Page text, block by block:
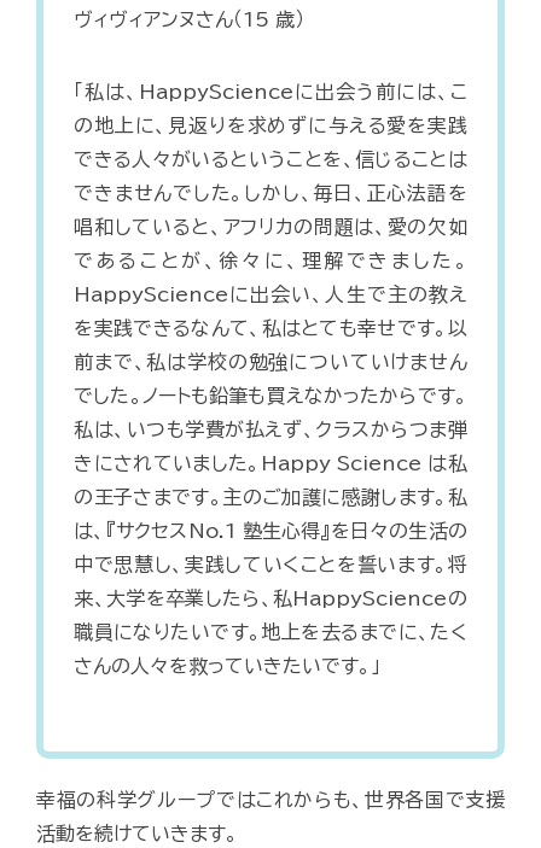
ヴィヴィアンヌさん（15 歳）
「私は、HappyScienceに出会う前には、こ
の地上に、見返りを求めずに与える愛を実践
できる人々がいるということを、信じることは
できませんでした。しかし、毎日、正心法語を
唱和していると、アフリカの問題は、愛の欠如
であることが、徐々に、理解できました。
HappyScienceに出会い、人生で主の教え
を実践できるなんて、私はとても幸せです。以
前まで、私は学校の勉強についていけません
でした。ノートも鉛筆も買えなかったからです。
私は、いつも学費が払えず、クラスからつま弾
きにされていました。Happy Science は私
の王子さまです。主のご加護に感謝します。私
は、『サクセスNo.1 塾生心得』を日々の生活の
中で思慧し、実践していくことを誓います。将
来、大学を卒業したら、私HappyScienceの
職員になりたいです。地上を去るまでに、たく
さんの人々を救っていきたいです。」
幸福の科学グループではこれからも、世界各国で支援
活動を続けていきます。